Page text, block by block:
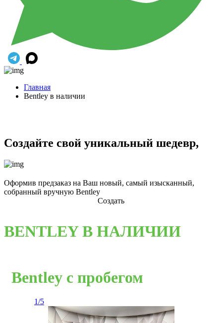
Главная
Bentley в наличии
Создайте свой уникальный шедевр,
Оформив предзаказ на Ваш новый, самый изысканный,
собранный вручную Bentley
Создать
BENTLEY В НАЛИЧИИ
Bentley с пробегом
1/5